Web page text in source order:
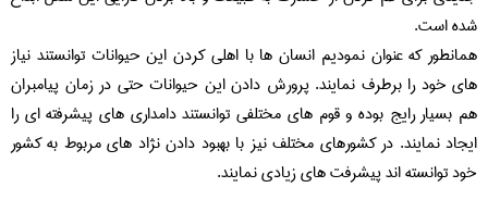
شده است.
همانطور که عنوان نمودیم انسان ها با اهلی کردن این حیوانات توانستند نیاز
های خود را برطرف نمایند. پرورش دادن این حیوانات حتی در زمان پیامبران
هم بسیار رایج بوده و قوم های مختلفی توانستند دامداری های پیشرفته ای را
ایجاد نمایند. در کشورهای مختلف نیز با بهبود دادن نژاد های مربوط به کشور
خود توانسته اند پیشرفت های زیادی نمایند.